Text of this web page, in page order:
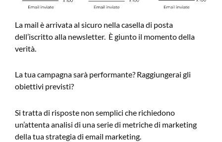
La mail è arrivata al sicuro nella casella di posta
dell’iscritto alla newsletter. È giunto il momento della
verità.
La tua campagna sarà performante? Raggiungerai gli
obiettivi previsti?
Si tratta di risposte non semplici che richiedono
un’attenta analisi di una serie di metriche di marketing
della tua strategia di email marketing.